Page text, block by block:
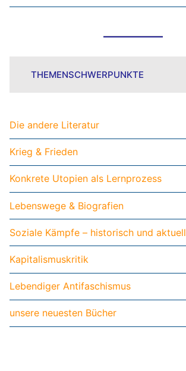
THEMENSCHWERPUNKTE
Die andere Literatur
Krieg & Frieden
Konkrete Utopien als Lernprozess
Lebenswege & Biografien
Soziale Kämpfe – historisch und aktuell
Kapitalismuskritik
Lebendiger Antifaschismus
unsere neuesten Bücher